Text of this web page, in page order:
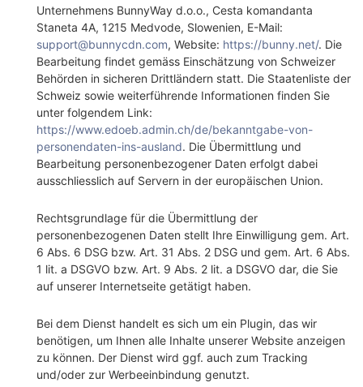
Unternehmens BunnyWay d.o.o., Cesta komandanta
Staneta 4A, 1215 Medvode, Slowenien, E-Mail:
support@bunnycdn.com, Website: https://bunny.net/. Die
Bearbeitung findet gemäss Einschätzung von Schweizer
Behörden in sicheren Drittländern statt. Die Staatenliste der
Schweiz sowie weiterführende Informationen finden Sie
unter folgendem Link:
https://www.edoeb.admin.ch/de/bekanntgabe-von-
personendaten-ins-ausland. Die Übermittlung und
Bearbeitung personenbezogener Daten erfolgt dabei
ausschliesslich auf Servern in der europäischen Union.
Rechtsgrundlage für die Übermittlung der
personenbezogenen Daten stellt Ihre Einwilligung gem. Art.
6 Abs. 6 DSG bzw. Art. 31 Abs. 2 DSG und gem. Art. 6 Abs.
1 lit. a DSGVO bzw. Art. 9 Abs. 2 lit. a DSGVO dar, die Sie
auf unserer Internetseite getätigt haben.
Bei dem Dienst handelt es sich um ein Plugin, das wir
benötigen, um Ihnen alle Inhalte unserer Website anzeigen
zu können. Der Dienst wird ggf. auch zum Tracking
und/oder zur Werbeeinbindung genutzt.